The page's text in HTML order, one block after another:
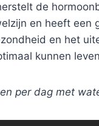
de
en heeft een
en het
kunnen
per dag met